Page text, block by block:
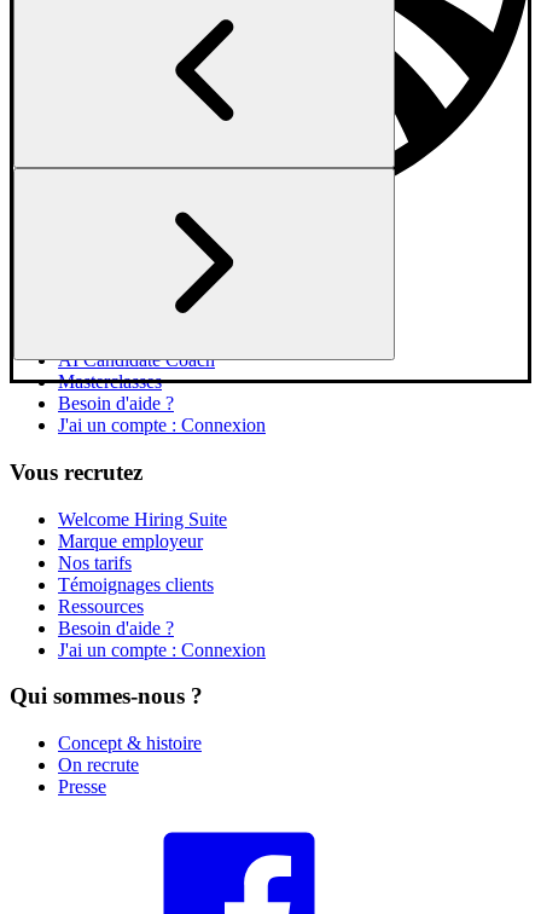
Vous cherchez un job
Explorer les entreprises
AI Candidate Coach
Masterclasses
Besoin d'aide ?
J'ai un compte : Connexion
Vous recrutez
Welcome Hiring Suite
Marque employeur
Nos tarifs
Témoignages clients
Ressources
Besoin d'aide ?
J'ai un compte : Connexion
Qui sommes-nous ?
Concept & histoire
On recrute
Presse